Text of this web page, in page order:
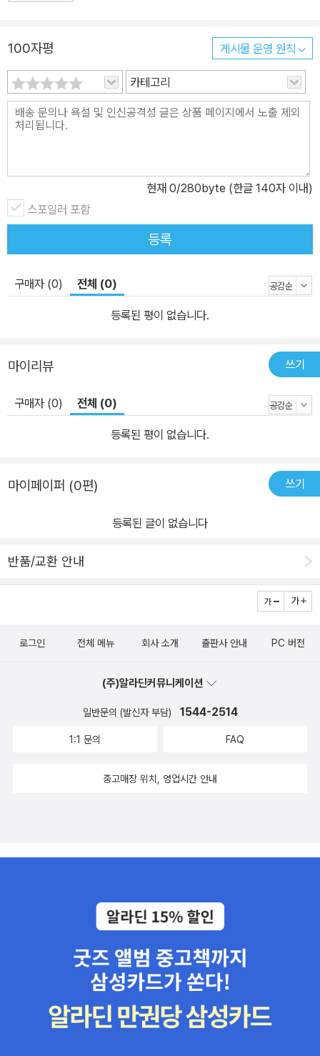
100자평 게시물 운영 원칙
카테고리
현재 0/280byte (한글 140자 이내)
스포일러 포함
등록
구매자 (0) 전체 (0)
등록된 평이 없습니다.
마이리뷰 쓰기
구매자 (0) 전체 (0)
등록된 평이 없습니다.
마이페이퍼 (0편) 쓰기
등록된 글이 없습니다
반품/교환 안내
로그인 전체 메뉴 회사 소개 출판사 안내 PC 버전
(주)알라딘커뮤니케이션
일반문의 (발신자 부담) 1544-2514
1:1 문의 FAQ
중고매장 위치, 영업시간 안내